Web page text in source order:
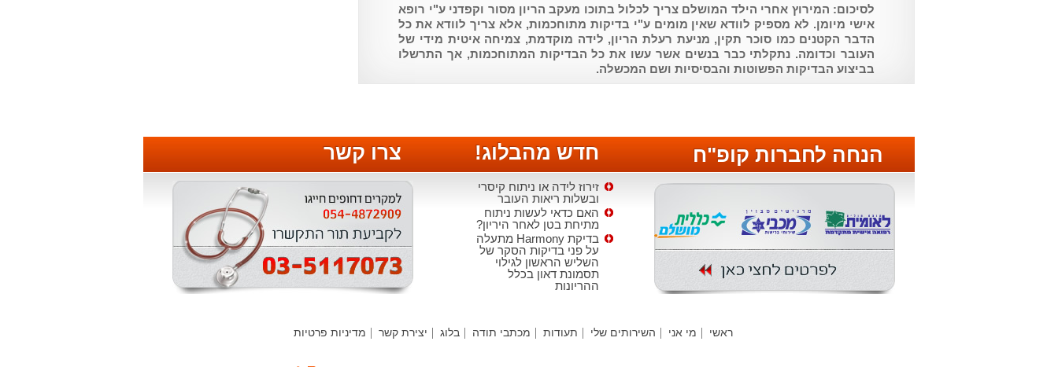
לסיכום: המירוץ אחרי הילד המושלם צריך לכלול בתוכו מעקב הריון מסור וקפדני ע"י רופא
אישי מיומן. לא מספיק לוודא שאין מומים ע"י בדיקות מתוחכמות, אלא צריך לוודא את כל
הדבר הקטנים כמו סוכר תקין, מניעת רעלת הריון, לידה מוקדמת, צמיחה איטית מידי של
העובר וכדומה. נתקלתי כבר בנשים אשר עשו את כל הבדיקות המתוחכמות, אך התרשלו
בביצוע הבדיקות הפשוטות והבסיסיות ושם המכשלה.
צרו קשר חדש מהבלוג!
זירוז לידה או ניתוח קיסרי
ובשלות ריאות העובר
האם כדאי לעשות ניתוח
מתיחת בטן לאחר היריון?
בדיקת Harmony מתעלה
על פני בדיקות הסקר של
השליש הראשון לגילוי
תסמונת דאון בכלל
ההריונות
חידושים באולטרה סאונד
הנחה לחברות קופ"ח
ראשי מי אני השירותים שלי תעודות מכתבי תודה בלוג יצירת קשר מדיניות פרטיות